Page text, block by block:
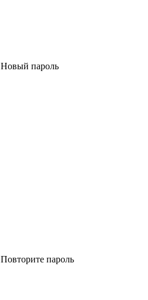
Новый пароль
Повторите пароль